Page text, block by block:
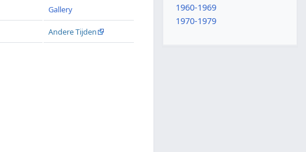
Gallery
Andere Tijden
1960-1969
1970-1979